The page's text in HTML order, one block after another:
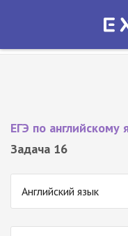
Экзамер —
ЕГЭ по английскому
Задача 16
Английский язык